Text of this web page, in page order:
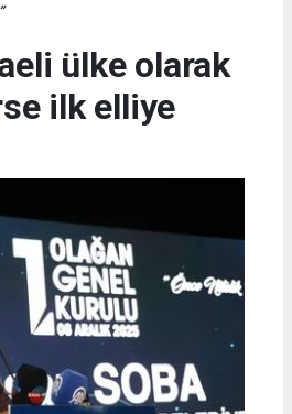
ülke olarak
ilk elliye